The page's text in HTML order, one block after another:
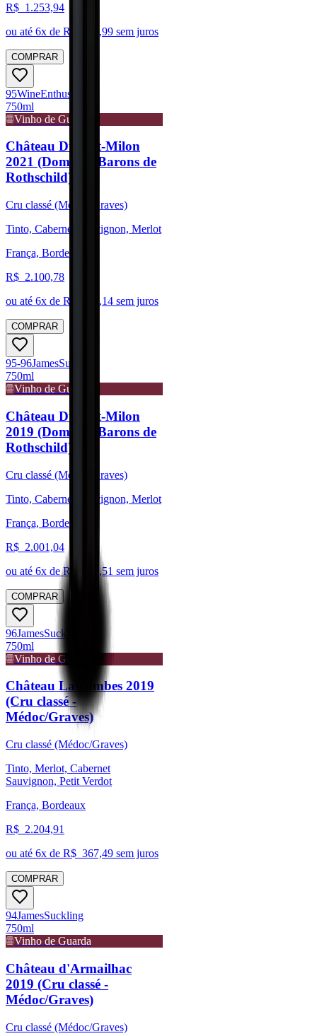
R$ 1.253,94
ou até 6x de R$ 208,99 sem juros
COMPRAR
95WineEnthusiast
750ml
Vinho de Guarda
Château Duhart-Milon
2021 (Domaine Barons de
Rothschild)
Cru classé (Médoc/Graves)
Tinto, Cabernet Sauvignon, Merlot
França, Bordeaux
R$ 2.100,78
ou até 6x de R$ 350,14 sem juros
COMPRAR
95-96JamesSuckling
750ml
Vinho de Guarda
Château Duhart-Milon
2019 (Domaine Barons de
Rothschild)
Cru classé (Médoc/Graves)
Tinto, Cabernet Sauvignon, Merlot
França, Bordeaux
R$ 2.001,04
ou até 6x de R$ 333,51 sem juros
COMPRAR
96JamesSuckling
750ml
Vinho de Guarda
Château Lascombes 2019
(Cru classé -
Médoc/Graves)
Cru classé (Médoc/Graves)
Tinto, Merlot, Cabernet
Sauvignon, Petit Verdot
França, Bordeaux
R$ 2.204,91
ou até 6x de R$ 367,49 sem juros
COMPRAR
94JamesSuckling
750ml
Vinho de Guarda
Château d'Armailhac
2019 (Cru classé -
Médoc/Graves)
Cru classé (Médoc/Graves)